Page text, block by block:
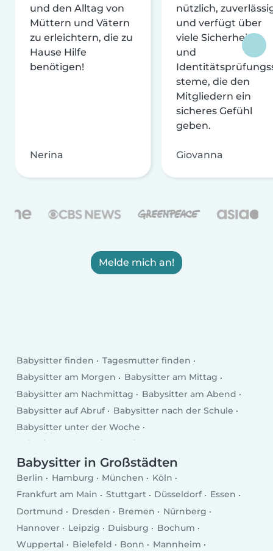
und den Alltag von
Müttern und Vätern
zu erleichtern, die zu
Hause Hilfe
benötigen!
Nerina
nützlich,
und verfügt über
viele Sicherheits-
und
steme, die den
Mitgliedern ein
sicheres Gefühl
geben.
Giovanna
Melde mich an!
Babysitter finden
Tagesmutter finden
Babysitter am Morgen
Babysitter am Mittag
Babysitter am Nachmittag
Babysitter am Abend
Babysitter auf Abruf
Babysitter nach der Schule
Babysitter unter der Woche
Babysitter am Wochenende
Babysitter in Großstädten
Berlin Hamburg München
Köln
Frankfurt am Main
Stuttgart Düsseldorf
Essen
Dortmund
Dresden Bremen
Nürnberg
Hannover
Leipzig Duisburg
Bochum
Wuppertal
Bielefeld Bonn
Mannheim